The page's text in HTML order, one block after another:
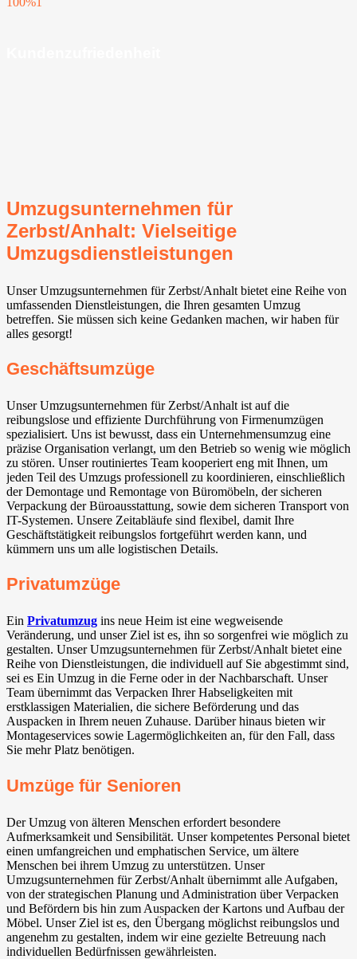
Umzugsunternehmen für
Zerbst/Anhalt: Vielseitige
Umzugsdienstleistungen
Unser Umzugsunternehmen für Zerbst/Anhalt bietet eine Reihe von
umfassenden Dienstleistungen, die Ihren gesamten Umzug
betreffen. Sie müssen sich keine Gedanken machen, wir haben für
alles gesorgt!
Geschäftsumzüge
Unser Umzugsunternehmen für Zerbst/Anhalt ist auf die
reibungslose und effiziente Durchführung von Firmenumzügen
spezialisiert. Uns ist bewusst, dass ein Unternehmensumzug eine
präzise Organisation verlangt, um den Betrieb so wenig wie möglich
zu stören. Unser routiniertes Team kooperiert eng mit Ihnen, um
jeden Teil des Umzugs professionell zu koordinieren, einschließlich
der Demontage und Remontage von Büromöbeln, der sicheren
Verpackung der Büroausstattung, sowie dem sicheren Transport von
IT-Systemen. Unsere Zeitabläufe sind flexibel, damit Ihre
Geschäftstätigkeit reibungslos fortgeführt werden kann, und
kümmern uns um alle logistischen Details.
Privatumzüge
Ein Privatumzug ins neue Heim ist eine wegweisende
Veränderung, und unser Ziel ist es, ihn so sorgenfrei wie möglich zu
gestalten. Unser Umzugsunternehmen für Zerbst/Anhalt bietet eine
Reihe von Dienstleistungen, die individuell auf Sie abgestimmt sind,
sei es Ein Umzug in die Ferne oder in der Nachbarschaft. Unser
Team übernimmt das Verpacken Ihrer Habseligkeiten mit
erstklassigen Materialien, die sichere Beförderung und das
Auspacken in Ihrem neuen Zuhause. Darüber hinaus bieten wir
Montageservices sowie Lagermöglichkeiten an, für den Fall, dass
Sie mehr Platz benötigen.
Umzüge für Senioren
Der Umzug von älteren Menschen erfordert besondere
Aufmerksamkeit und Sensibilität. Unser kompetentes Personal bietet
einen umfangreichen und emphatischen Service, um ältere
Menschen bei ihrem Umzug zu unterstützen. Unser
Umzugsunternehmen für Zerbst/Anhalt übernimmt alle Aufgaben,
von der strategischen Planung und Administration über Verpacken
und Befördern bis hin zum Auspacken der Kartons und Aufbau der
Möbel. Unser Ziel ist es, den Übergang möglichst reibungslos und
angenehm zu gestalten, indem wir eine gezielte Betreuung nach
individuellen Bedürfnissen gewährleisten.